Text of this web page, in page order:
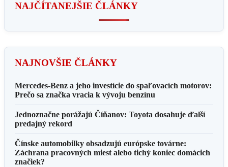
NAJČÍTANEJŠIE ČLÁNKY
NAJNOVŠIE ČLÁNKY
Mercedes-Benz a jeho investície do spaľovacích motorov:
Prečo sa značka vracia k vývoju benzínu
Jednoznačne porážajú Číňanov: Toyota dosahuje ďalší
predajný rekord
Čínske automobilky obsadzujú európske továrne:
Záchrana pracovných miest alebo tichý koniec domácich
značiek?